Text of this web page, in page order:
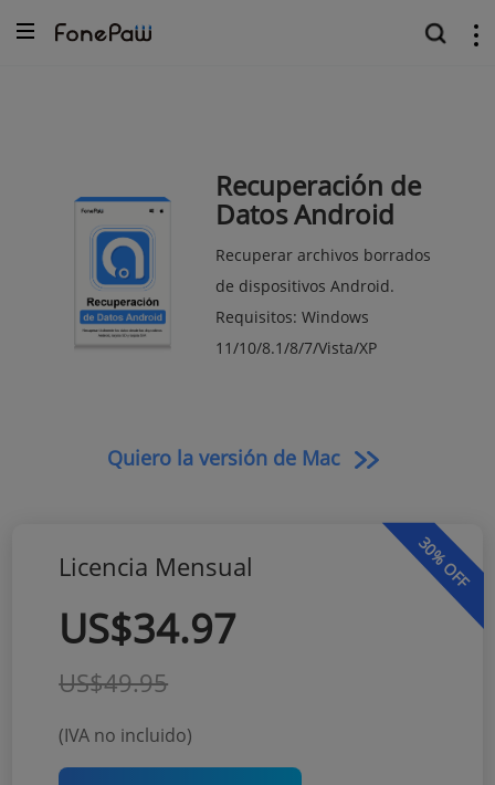
Recuperación de
Datos Android
Recuperar archivos borrados
de dispositivos Android.
Requisitos: Windows
11/10/8.1/8/7/Vista/XP
Quiero la versión de Mac
Licencia Mensual
US$34.97
US$49.95
(IVA no incluido)
30% OFF